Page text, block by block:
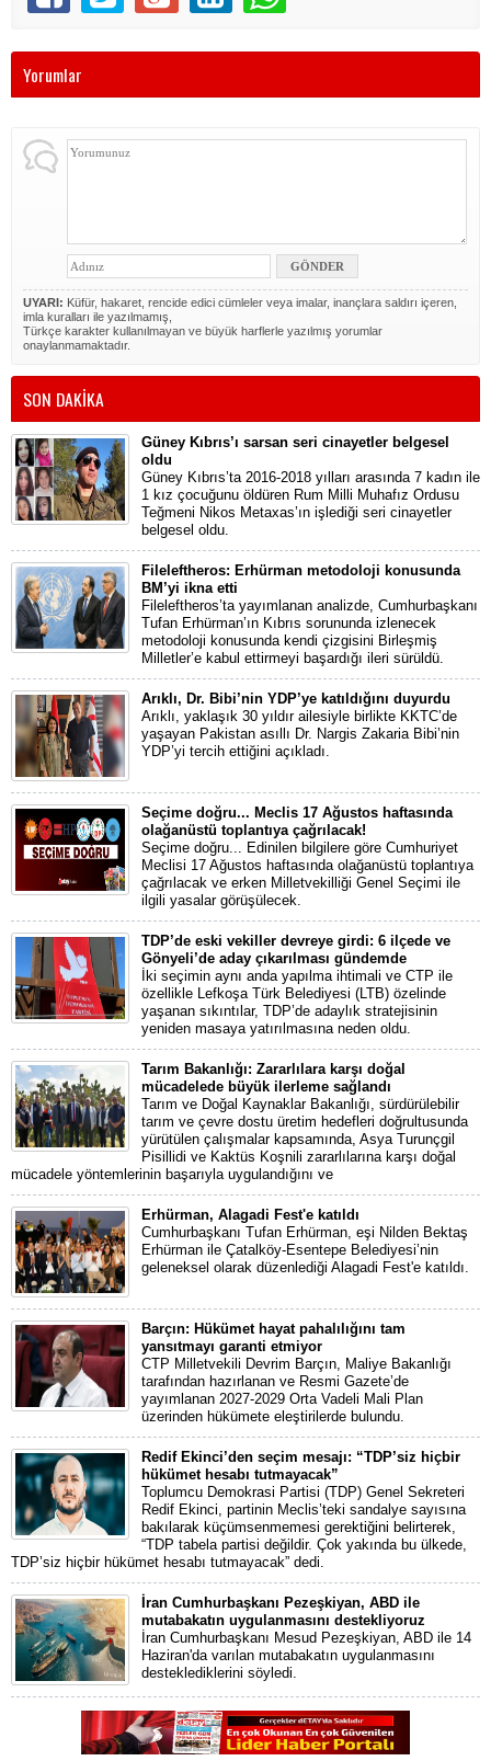
Yorumlar
UYARI: Küfür, hakaret, rencide edici cümleler veya imalar, inançlara saldırı içeren,
imla kuralları ile yazılmamış,
Türkçe karakter kullanılmayan ve büyük harflerle yazılmış yorumlar
onaylanmamaktadır.
SON DAKİKA
Güney Kıbrıs’ı sarsan seri cinayetler belgesel
oldu
Güney Kıbrıs’ta 2016-2018 yılları arasında 7 kadın ile
1 kız çocuğunu öldüren Rum Milli Muhafız Ordusu
Teğmeni Nikos Metaxas’ın işlediği seri cinayetler
belgesel oldu.
Fileleftheros: Erhürman metodoloji konusunda
BM’yi ikna etti
Fileleftheros’ta yayımlanan analizde, Cumhurbaşkanı
Tufan Erhürman’ın Kıbrıs sorununda izlenecek
metodoloji konusunda kendi çizgisini Birleşmiş
Milletler’e kabul ettirmeyi başardığı ileri sürüldü.
Arıklı, Dr. Bibi’nin YDP’ye katıldığını duyurdu
Arıklı, yaklaşık 30 yıldır ailesiyle birlikte KKTC’de
yaşayan Pakistan asıllı Dr. Nargis Zakaria Bibi’nin
YDP’yi tercih ettiğini açıkladı.
Seçime doğru... Meclis 17 Ağustos haftasında
olağanüstü toplantıya çağrılacak!
Seçime doğru... Edinilen bilgilere göre Cumhuriyet
Meclisi 17 Ağustos haftasında olağanüstü toplantıya
çağrılacak ve erken Milletvekilliği Genel Seçimi ile
ilgili yasalar görüşülecek.
TDP’de eski vekiller devreye girdi: 6 ilçede ve
Gönyeli’de aday çıkarılması gündemde
İki seçimin aynı anda yapılma ihtimali ve CTP ile
özellikle Lefkoşa Türk Belediyesi (LTB) özelinde
yaşanan sıkıntılar, TDP’de adaylık stratejisinin
yeniden masaya yatırılmasına neden oldu.
Tarım Bakanlığı: Zararlılara karşı doğal
mücadelede büyük ilerleme sağlandı
Tarım ve Doğal Kaynaklar Bakanlığı, sürdürülebilir
tarım ve çevre dostu üretim hedefleri doğrultusunda
yürütülen çalışmalar kapsamında, Asya Turunçgil
Pisillidi ve Kaktüs Koşnili zararlılarına karşı doğal
mücadele yöntemlerinin başarıyla uygulandığını ve
Erhürman, Alagadi Fest'e katıldı
Cumhurbaşkanı Tufan Erhürman, eşi Nilden Bektaş
Erhürman ile Çatalköy-Esentepe Belediyesi’nin
geleneksel olarak düzenlediği Alagadi Fest'e katıldı.
Barçın: Hükümet hayat pahalılığını tam
yansıtmayı garanti etmiyor
CTP Milletvekili Devrim Barçın, Maliye Bakanlığı
tarafından hazırlanan ve Resmi Gazete’de
yayımlanan 2027-2029 Orta Vadeli Mali Plan
üzerinden hükümete eleştirilerde bulundu.
Redif Ekinci’den seçim mesajı: “TDP’siz hiçbir
hükümet hesabı tutmayacak”
Toplumcu Demokrasi Partisi (TDP) Genel Sekreteri
Redif Ekinci, partinin Meclis’teki sandalye sayısına
bakılarak küçümsenmemesi gerektiğini belirterek,
“TDP tabela partisi değildir. Çok yakında bu ülkede,
TDP’siz hiçbir hükümet hesabı tutmayacak” dedi.
İran Cumhurbaşkanı Pezeşkiyan, ABD ile
mutabakatın uygulanmasını destekliyoruz
İran Cumhurbaşkanı Mesud Pezeşkiyan, ABD ile 14
Haziran'da varılan mutabakatın uygulanmasını
desteklediklerini söyledi.